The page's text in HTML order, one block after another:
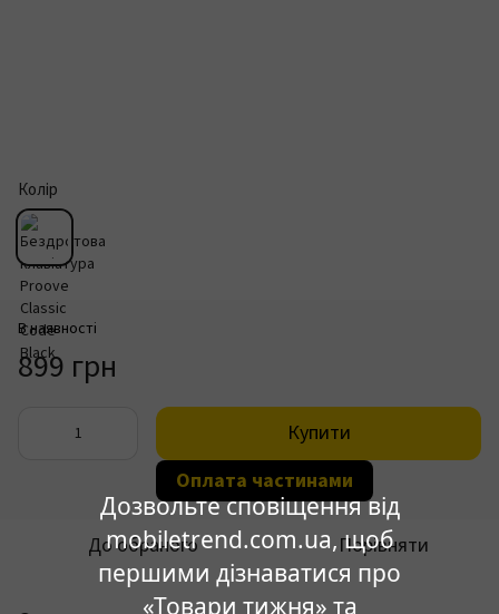
Дозвольте сповіщення від
mobiletrend.com.ua, щоб
першими дізнаватися про
«Товари тижня» та
Колір
В наявності
899 грн
Купити
Оплата частинами
До обраного Порівняти